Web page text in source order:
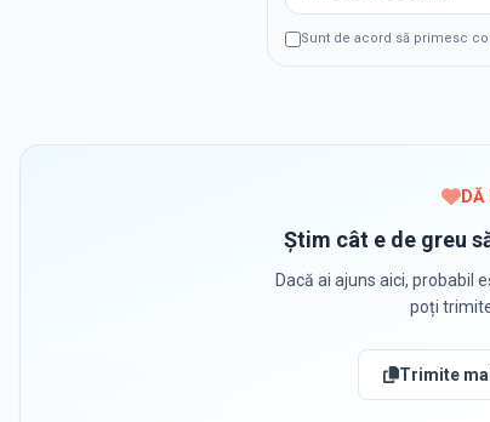
Sunt de acord să primesc
DĂ
Știm cât e de greu
Dacă ai ajuns aici, probabil
poți
Trimite